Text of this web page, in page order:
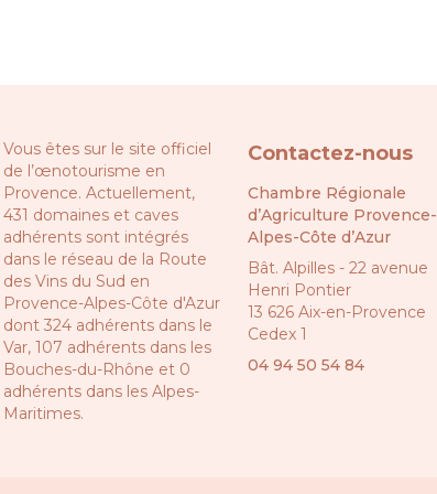
Vous êtes sur le site officiel
de l’œnotourisme en
Provence. Actuellement,
431 domaines et caves
adhérents sont intégrés
dans le réseau de la Route
des Vins du Sud en
Provence-Alpes-Côte d'Azur
dont 324 adhérents dans le
Var, 107 adhérents dans les
Bouches-du-Rhône et 0
adhérents dans les Alpes-
Maritimes.
Contactez-nous
Chambre Régionale
d’Agriculture Provence-
Alpes-Côte d’Azur
Bât. Alpilles - 22 avenue
Henri Pontier
13 626 Aix-en-Provence
Cedex 1
04 94 50 54 84